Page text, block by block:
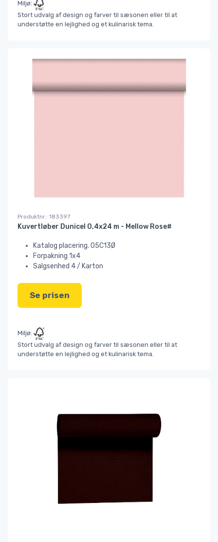
Miljø:
Stort udvalg af design og farver til sæsonen eller til at
understøtte en lejlighed og et kulinarisk tema.
Produktnr.: 183397
Kuvertløber Dunicel 0,4x24 m - Mellow Rose#
Katalog placering. 05C13Ø
Forpakning 1x4
Salgsenhed 4 / Karton
Se prisen
Miljø:
Stort udvalg af design og farver til sæsonen eller til at
understøtte en lejlighed og et kulinarisk tema.